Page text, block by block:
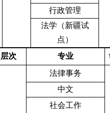
行政管理
法学（新疆试
点）
层次 专业
法律事务
中文
社会工作